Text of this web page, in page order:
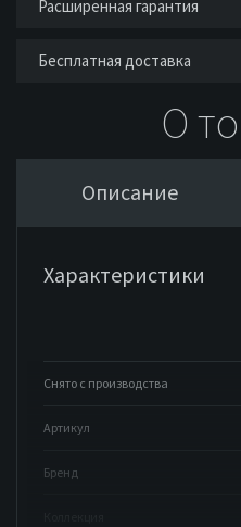
Расширенная гарантия
Бесплатная доставка
О
Описание
Характеристики
Снято с производства
Артикул
Бренд